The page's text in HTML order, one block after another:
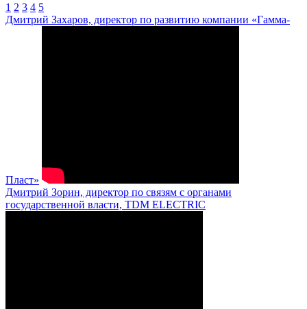
1 2 3 4 5
Дмитрий Захаров, директор по развитию компании «Гамма-
Пласт»
Дмитрий Зорин, директор по связям с органами
государственной власти, TDM ELECTRIC